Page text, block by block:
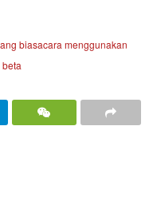
biasacara menggunakan